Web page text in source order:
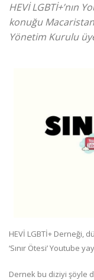
HEVİ LGBTİ+’nın
konuğu
Yönetim Kurulu
HEVİ LGBTİ+ Derneği,
‘Sınır Ötesi’ Youtube
Dernek bu diziyi şöyle